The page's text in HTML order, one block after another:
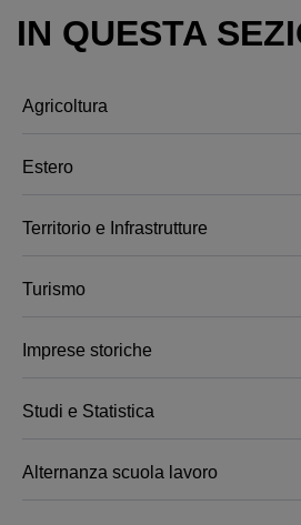
IN QUESTA
Agricoltura
Estero
Territorio e Infrastrutture
Turismo
Imprese storiche
Studi e Statistica
Alternanza scuola lavoro